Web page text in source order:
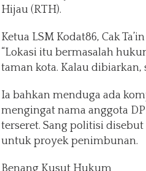
L
i
l
a
u
i
a
C
h
a
n
Hijau (RTH).
Ketua LSM Kodat86, Cak
“Lokasi itu bermasalah
taman kota. Kalau dibiarkan,
Ia bahkan menduga ada
mengingat nama anggota
terseret. Sang politisi
untuk proyek penimbunan.